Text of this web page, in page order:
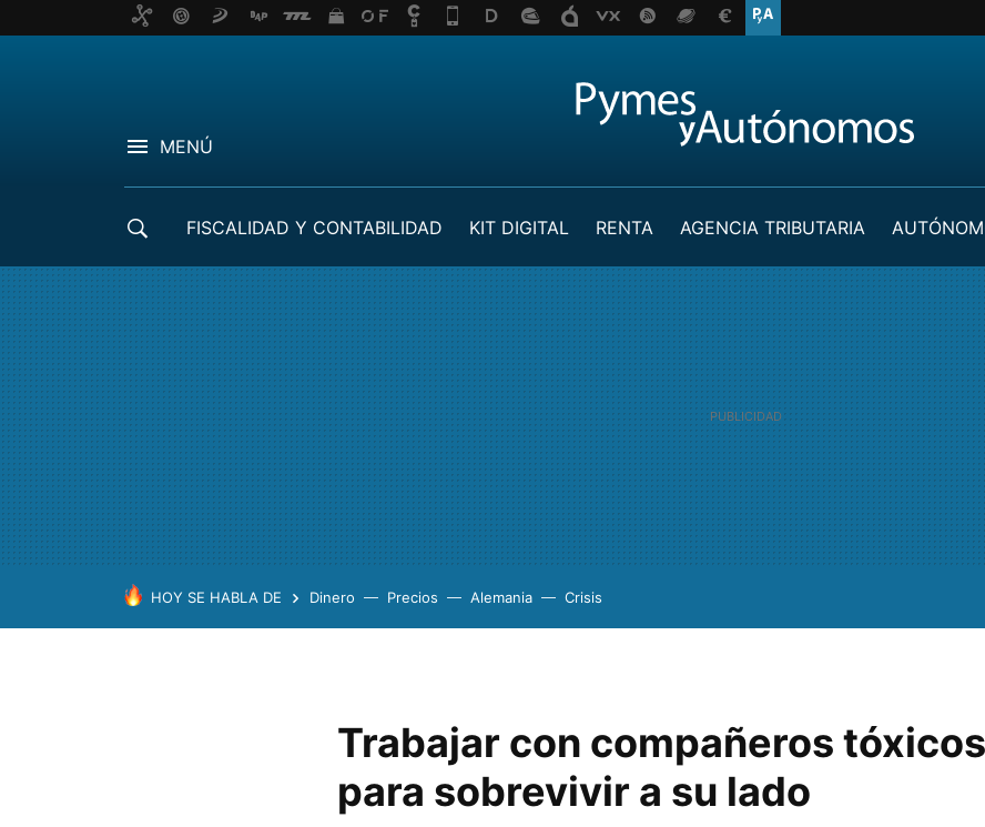
MENÚ
FISCALIDAD Y CONTABILIDAD KIT DIGITAL RENTA AGENCIA TRIBUTARIA
HOY SE HABLA DE Dinero Precios Alemania Crisis
Trabajar con compañeros
para sobrevivir a su lado